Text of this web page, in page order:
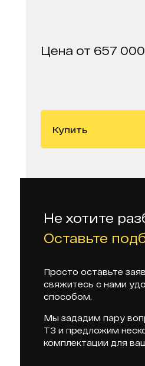
Цена от 657
Купить
Не хотите
Оставьте
Просто оставьте
свяжитесь с нами
способом.
Мы зададим пару
ТЗ и предложим
комплектации для